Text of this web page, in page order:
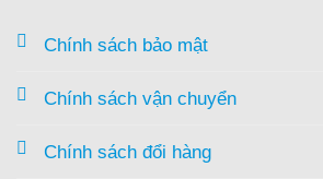
Chính sách bảo mật
Chính sách vận chuyển
Chính sách đổi hàng